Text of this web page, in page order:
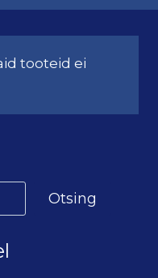
tooteid ei
Otsing